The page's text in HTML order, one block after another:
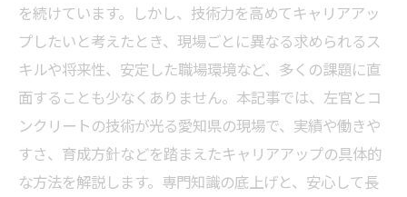
を続けています。しかし、技術力を高めてキャリアアッ
プしたいと考えたとき、現場ごとに異なる求められるス
キルや将来性、安定した職場環境など、多くの課題に直
面することも少なくありません。本記事では、左官とコ
ンクリートの技術が光る愛知県の現場で、実績や働きや
すさ、育成方針などを踏まえたキャリアアップの具体的
な方法を解説します。専門知識の底上げと、安心して長